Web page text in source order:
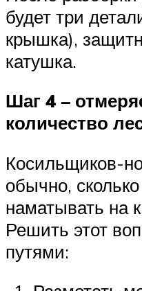
будет три
крышка),
катушка.
Шаг 4 –
количество
Косильщиков-
обычно,
наматывать на
Решить этот
путями: